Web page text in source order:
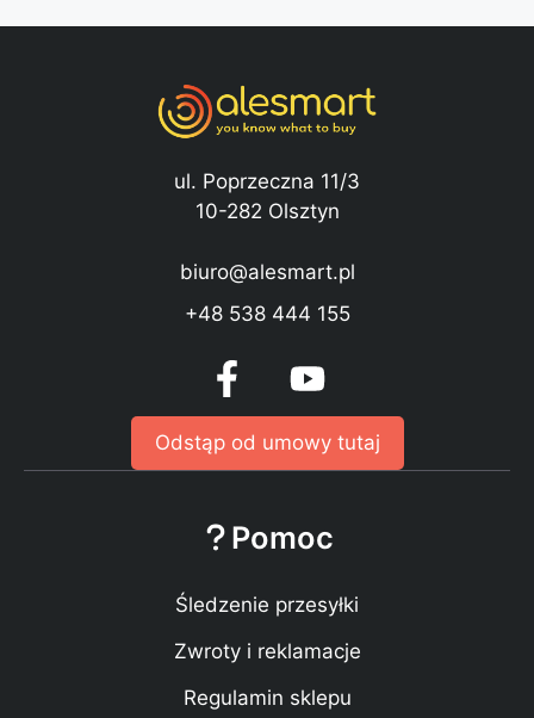
ul. Poprzeczna 11/3
10-282 Olsztyn
biuro@alesmart.pl
+48 538 444 155
Odstąp od umowy tutaj
Pomoc
Śledzenie przesyłki
Zwroty i reklamacje
Regulamin sklepu